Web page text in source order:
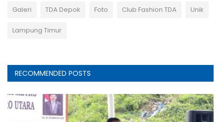
Galeri TDA Depok Foto Club Fashion TDA Unik
Lampung Timur
RECOMMENDED POSTS